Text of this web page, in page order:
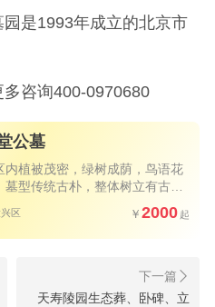
是1993年成立的北京市
咨询400-0970680
公墓
内植被茂密，绿树成荫，鸟语花
墓型传统古朴，整体树立有古典
兴区 2000
天寿陵园生态葬、卧碑、立